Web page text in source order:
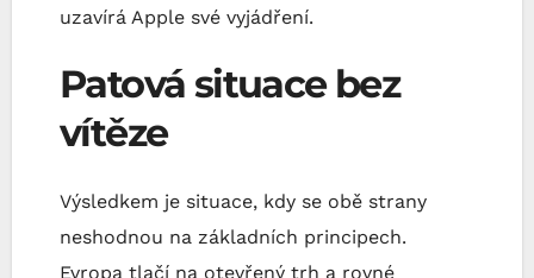
uzavírá Apple své vyjádření.
Patová situace bez
vítěze
Výsledkem je situace, kdy se obě strany
neshodnou na základních principech.
Evropa tlačí na otevřený trh a rovné